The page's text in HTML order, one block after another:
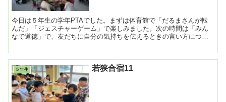
今日は５年生の学年PTAでした。まずは体育館で「だるまさんが転
んだ」「ジェスチャーゲーム」で楽しみました。次の時間は「みん
なで道徳」で、友だちに自分の気持ちを伝えるときの言い方につい
５年生 若狭合宿11